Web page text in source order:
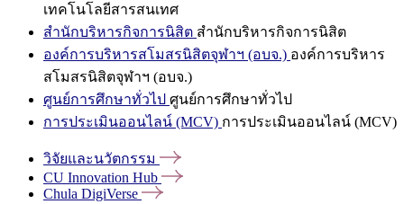
เทคโนโลยีสารสนเทศ
สำนักบริหารกิจการนิสิต สำนักบริหารกิจการนิสิต
องค์การบริหารสโมสรนิสิตจุฬาฯ (อบจ.) องค์การบริหาร
สโมสรนิสิตจุฬาฯ (อบจ.)
ศูนย์การศึกษาทั่วไป ศูนย์การศึกษาทั่วไป
การประเมินออนไลน์ (MCV) การประเมินออนไลน์ (MCV)
วิจัยและนวัตกรรม
CU Innovation Hub
Chula DigiVerse